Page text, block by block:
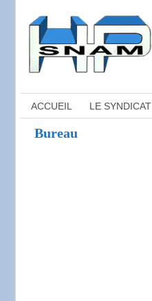
ACCUEIL LE SYNDICAT
Bureau